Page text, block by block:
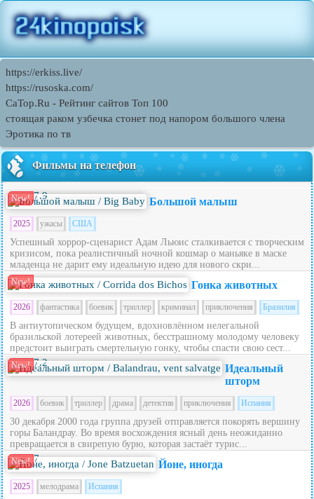
https://erkiss.live/
https://rusoska.com/
CaTop.Ru - Рейтинг сайтов Toп 100
стоящая раком узбечка стонет под напором большого члена
Эротика по тв
Фильмы на телефон
New! 7.9 Большой малыш
2025 ужасы США
Успешный хоррор-сценарист Адам Льюис сталкивается с творческим
кризисом, пока реалистичный ночной кошмар о маньяке в маске
младенца не дарит ему идеальную идею для нового скри...
New! Гонка животных
2026 фантастика боевик триллер криминал приключения Бразилия
В антиутопическом будущем, вдохновлённом нелегальной
бразильской лотереей животных, бесстрашному молодому человеку
предстоит выиграть смертельную гонку, чтобы спасти свою сест...
New! 7.2
Идеальный
шторм
2026 боевик триллер драма детектив приключения Испания
30 декабря 2000 года группа друзей отправляется покорять вершину
горы Баландрау. Во время восхождения ясный день неожиданно
превращается в свирепую бурю, которая застаёт турис...
New! 7 Йоне, иногда
2025 мелодрама Испания